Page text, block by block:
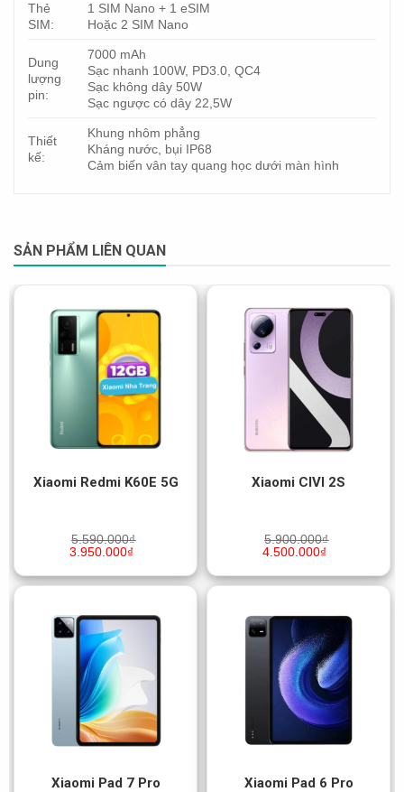
Thẻ
SIM:
1 SIM Nano + 1 eSIM
Hoặc 2 SIM Nano
Dung
lượng
pin:
7000 mAh
Sạc nhanh 100W, PD3.0, QC4
Sạc không dây 50W
Sạc ngược có dây 22,5W
Thiết
kế:
Khung nhôm phẳng
Kháng nước, bụi IP68
Cảm biến vân tay quang học dưới màn hình
SẢN PHẨM LIÊN QUAN
Xiaomi Redmi K60E 5G
5.590.000₫
3.950.000₫
Xiaomi CIVI 2S
5.900.000₫
4.500.000₫
Xiaomi Pad 7 Pro
Xiaomi Pad 6 Pro